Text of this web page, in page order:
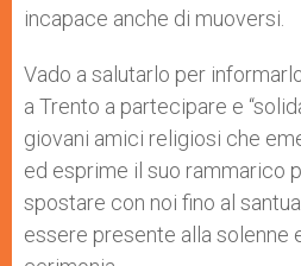
incapace anche di muoversi.
Vado a salutarlo per
a Trento a partecipare e
giovani amici religiosi che
ed esprime il suo rammarico
spostare con noi fino al
essere presente alla solenne